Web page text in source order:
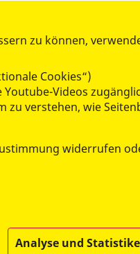
Website auf die
diverser Sprachformen
zu können,
Cookies“)
Videos
zu verstehen, wie
widerrufen
Analyse und